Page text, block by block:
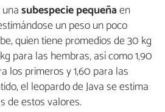
subespecie pequeñaen
un peso un poco
quien tiene promedios de 30 kg
para las hembras, así como 1,90
los primeros y 1,60 para las
el leopardo de Java se estima
de estos valores.